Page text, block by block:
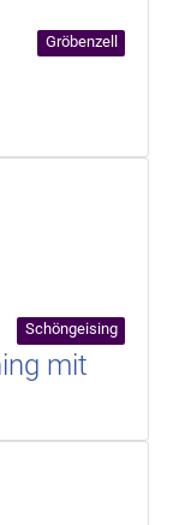
Gröbenzell
Schöngeising
mit